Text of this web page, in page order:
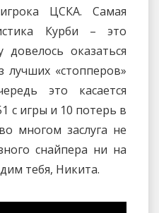
ЦСКА. Самая
Курби – это
довелось оказаться
лучших «стопперов»
это касается
с игры и 10 потерь в
многом заслуга не
снайпера ни на
тебя, Никита.